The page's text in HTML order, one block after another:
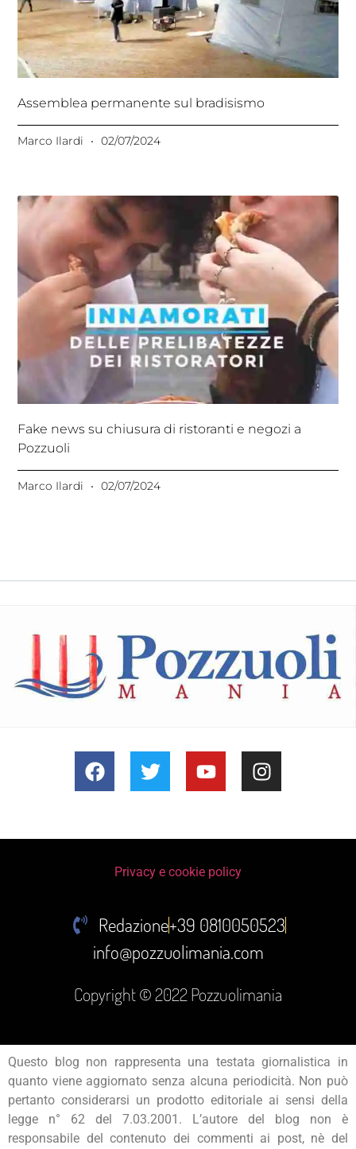
Assemblea permanente sul bradisismo
Marco Ilardi 02/07/2024
Fake news su chiusura di ristoranti e negozi a
Pozzuoli
Marco Ilardi 02/07/2024
Copyright © 2022 Pozzuolimania
Redazione+39 0810050523
info@pozzuolimania.com
Privacy e cookie policy
Questo blog non rappresenta una testata giornalistica in
quanto viene aggiornato senza alcuna periodicità. Non può
pertanto considerarsi un prodotto editoriale ai sensi della
legge n° 62 del 7.03.2001. L’autore del blog non è
responsabile del contenuto dei commenti ai post, nè del